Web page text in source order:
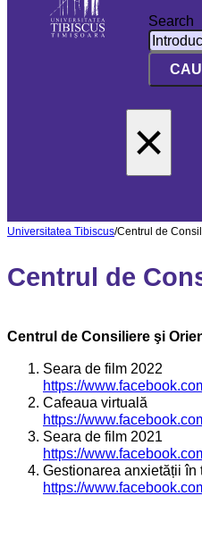
Search
×
Universitatea Tibiscus/Centrul de
Centrul de
Centrul de Consiliere şi
Seara de film 2022
https://
Cafeaua virtuală
https://
Seara de film 2021
https://
Gestionarea anxietății în
https://